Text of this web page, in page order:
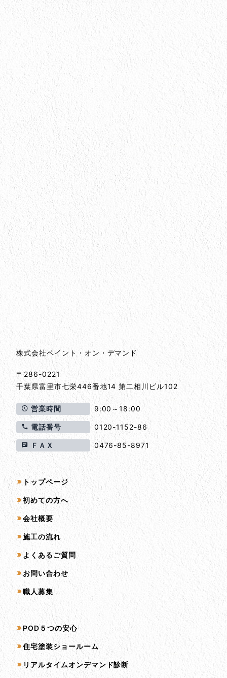
会社情報とサイトマップ
会社情報
株式会社ペイント・オン・デマンド
〒286-0221
千葉県富里市七栄446番地14 第二相川ビル102
営業時間 9:00～18:00
電話番号 0120-1152-86
ＦＡＸ 0476-85-8971
サイトマップ
トップページ
初めての方へ
会社概要
施工の流れ
よくあるご質問
お問い合わせ
職人募集
サービス一覧
POD５つの安心
住宅塗装ショールーム
リアルタイムオンデマンド診断